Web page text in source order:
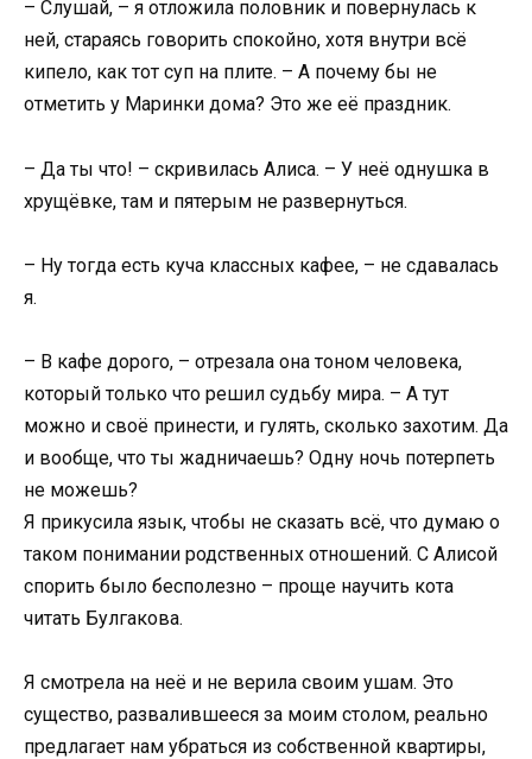
– Слушай, – я отложила половник и повернулась к
ней, стараясь говорить спокойно, хотя внутри всё
кипело, как тот суп на плите. – А почему бы не
отметить у Маринки дома? Это же её праздник.
– Да ты что! – скривилась Алиса. – У неё однушка в
хрущёвке, там и пятерым не развернуться.
– Ну тогда есть куча классных кафее, – не сдавалась
я.
– В кафе дорого, – отрезала она тоном человека,
который только что решил судьбу мира. – А тут
можно и своё принести, и гулять, сколько захотим. Да
и вообще, что ты жадничаешь? Одну ночь потерпеть
не можешь?
Я прикусила язык, чтобы не сказать всё, что думаю о
таком понимании родственных отношений. С Алисой
спорить было бесполезно – проще научить кота
читать Булгакова.
Я смотрела на неё и не верила своим ушам. Это
существо, развалившееся за моим столом, реально
предлагает нам убраться из собственной квартиры,